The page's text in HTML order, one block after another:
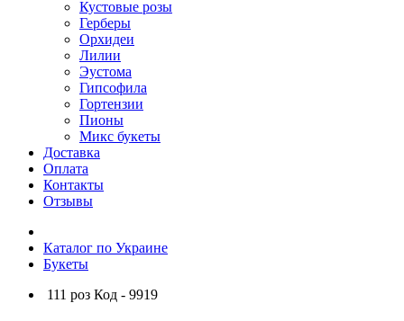
Кустовые розы
Герберы
Орхидеи
Лилии
Эустома
Гипсофила
Гортензии
Пионы
Микс букеты
Доставка
Оплата
Контакты
Отзывы
Каталог по Украине
Букеты
111 роз Код - 9919